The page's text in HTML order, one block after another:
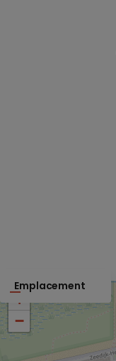
Emplacement
+
−